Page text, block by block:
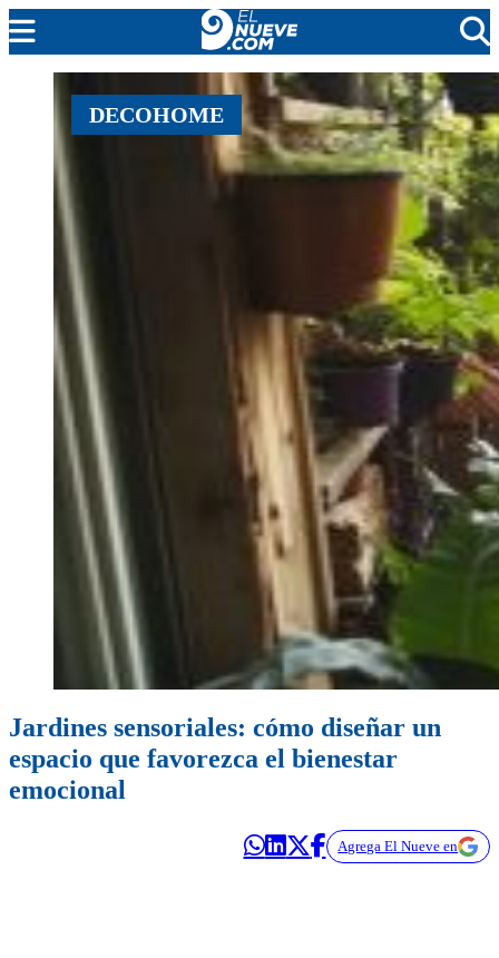
MENDOZA
CADA DÍA
ARGENTINA
PROGRAMACIÓN
EN VIVO
DECOHOME
Jardines sensoriales: cómo diseñar un
espacio que favorezca el bienestar
emocional
Agrega El Nueve en